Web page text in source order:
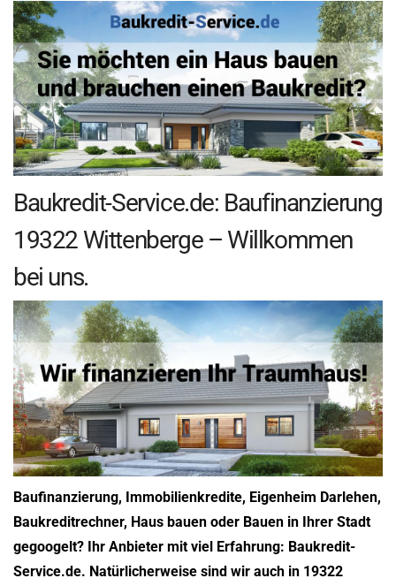
Baukredit-Service.de: Baufinanzierung
19322 Wittenberge – Willkommen
bei uns.
Baufinanzierung, Immobilienkredite, Eigenheim Darlehen,
Baukreditrechner, Haus bauen oder Bauen in Ihrer Stadt
gegoogelt? Ihr Anbieter mit viel Erfahrung: Baukredit-
Service.de. Natürlicherweise sind wir auch in 19322